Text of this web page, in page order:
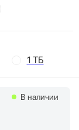
1 ТБ
В наличии